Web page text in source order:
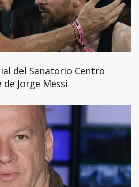
del Sanatorio Centro
Jorge Messi